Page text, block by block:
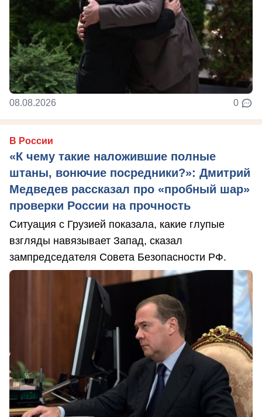
08.08.2026 0
В России
«К чему такие наложившие полные
штаны, вонючие посредники?»: Дмитрий
Медведев рассказал про «пробный шар»
проверки России на прочность
Ситуация с Грузией показала, какие глупые
взгляды навязывает Запад, сказал
зампредседателя Совета Безопасности РФ.